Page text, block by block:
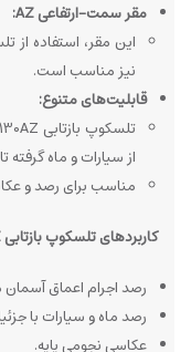
مقر سمت-ارتفاعی AZ:
این مقر، استفاده از
نیز مناسب است.
قابلیت‌های متنوع:
از سیارات و ماه
مناسب برای رصد و
کاربردهای تلسکوپ بازتابی StarSense DX130AZ سلسترون:
رصد اجرام اعماق
رصد ماه و سیارات با
عکاسی نجومی پایه.